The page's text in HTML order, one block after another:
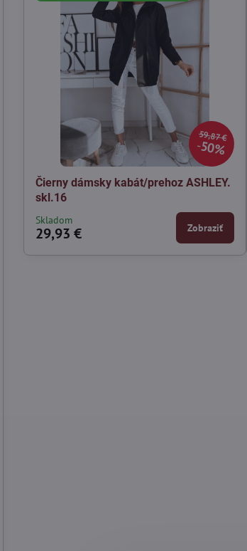
59,87 €
50%
Čierny dámsky kabát/prehoz ASHLEY.
skl.16
Skladom
29,93 € Zobraziť